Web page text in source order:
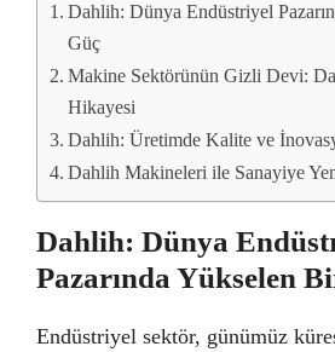
Dahlih: Dünya Endüstriyel
Güç
Makine Sektörünün Gizli Devi:
Hikayesi
Dahlih: Üretimde Kalite ve
Dahlih Makineleri ile Sanayiye
Dahlih: Dünya
Pazarında Yükselen
Endüstriyel sektör, günümüz